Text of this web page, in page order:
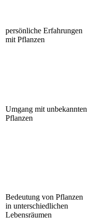
persönliche Erfahrungen
mit Pflanzen
Umgang mit unbekannten
Pflanzen
Bedeutung von Pflanzen
in unterschiedlichen
Lebensräumen